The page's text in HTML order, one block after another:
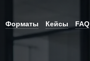
Форматы Кейсы FAQ